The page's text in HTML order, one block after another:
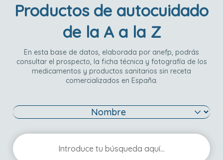
Productos de autocuidado
de la A a la Z
En esta base de datos, elaborada por anefp, podrás
consultar el prospecto, la ficha técnica y fotografía de los
medicamentos y productos sanitarios sin receta
comercializados en España.